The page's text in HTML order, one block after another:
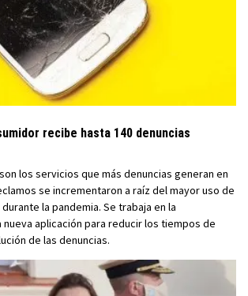
recibe hasta 140 denuncias
los servicios que más denuncias generan en
se incrementaron a raíz del mayor uso de
la pandemia. Se trabaja en la
aplicación para reducir los tiempos de
de las denuncias.